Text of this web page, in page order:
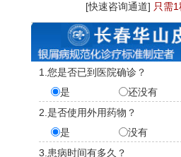
[快速咨询通道] 只需
1.您是否已到医院确诊？
是
还没有
2.是否使用外用药物？
是
没有
3.患病时间有多久？